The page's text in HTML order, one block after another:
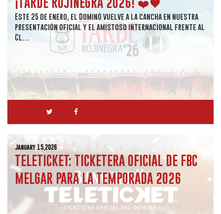
Este 25 de enero, el Dominó vuelve a la cancha en nuestra
presentación oficial y el amistoso internacional frente al
Cl…
January 15,2026
TELETICKET: TICKETERA OFICIAL DE FBC
MELGAR PARA LA TEMPORADA 2026